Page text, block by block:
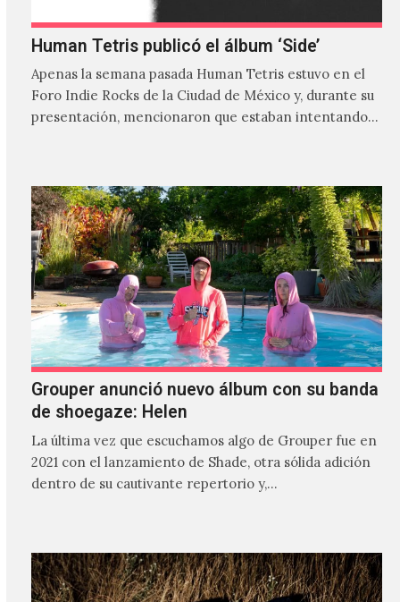
Human Tetris publicó el álbum ‘Side’
Apenas la semana pasada Human Tetris estuvo en el
Foro Indie Rocks de la Ciudad de México y, durante su
presentación, mencionaron que estaban intentando…
Grouper anunció nuevo álbum con su banda
de shoegaze: Helen
La última vez que escuchamos algo de Grouper fue en
2021 con el lanzamiento de Shade, otra sólida adición
dentro de su cautivante repertorio y,…